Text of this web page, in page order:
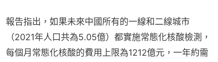
報告指出，如果未來中國所有的一線和二線城市
（2021年人口共為5.05億）都實施常態化核酸檢測，
每個月常態化核酸的費用上限為1212億元，一年約需